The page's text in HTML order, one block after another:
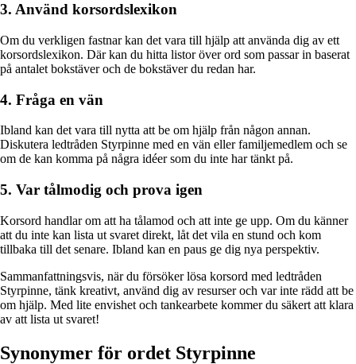
3. Använd korsordslexikon
Om du verkligen fastnar kan det vara till hjälp att använda dig av ett
korsordslexikon. Där kan du hitta listor över ord som passar in baserat
på antalet bokstäver och de bokstäver du redan har.
4. Fråga en vän
Ibland kan det vara till nytta att be om hjälp från någon annan.
Diskutera ledtråden Styrpinne med en vän eller familjemedlem och se
om de kan komma på några idéer som du inte har tänkt på.
5. Var tålmodig och prova igen
Korsord handlar om att ha tålamod och att inte ge upp. Om du känner
att du inte kan lista ut svaret direkt, låt det vila en stund och kom
tillbaka till det senare. Ibland kan en paus ge dig nya perspektiv.
Sammanfattningsvis, när du försöker lösa korsord med ledtråden
Styrpinne, tänk kreativt, använd dig av resurser och var inte rädd att be
om hjälp. Med lite envishet och tankearbete kommer du säkert att klara
av att lista ut svaret!
Synonymer för ordet Styrpinne